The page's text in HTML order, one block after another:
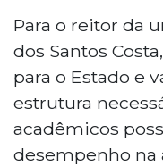
Para o reitor da
dos Santos
para o Estado e
estrutura
acadêmicos
desempenho na